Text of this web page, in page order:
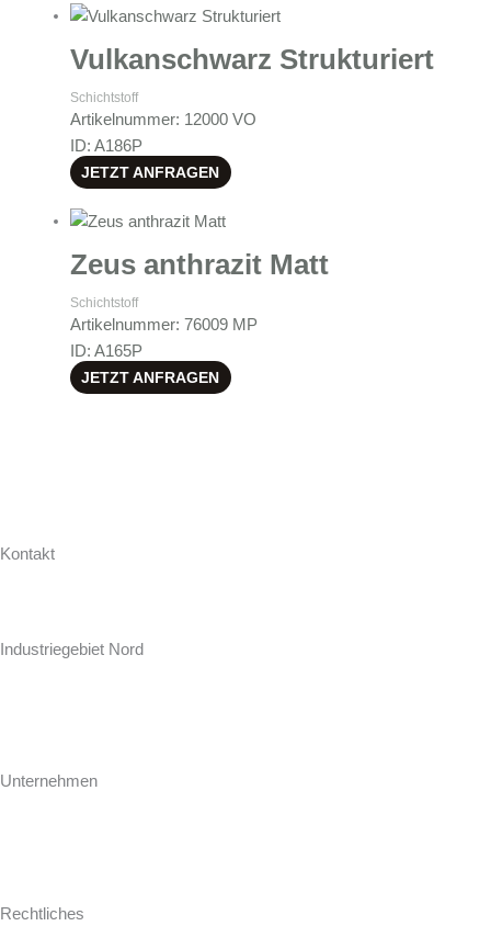
Vulkanschwarz Strukturiert
Schichtstoff
Artikelnummer: 12000 VO
ID: A186P
JETZT ANFRAGEN
Zeus anthrazit Matt
Schichtstoff
Artikelnummer: 76009 MP
ID: A165P
JETZT ANFRAGEN
Kontakt
Industriegebiet Nord
Unternehmen
Rechtliches